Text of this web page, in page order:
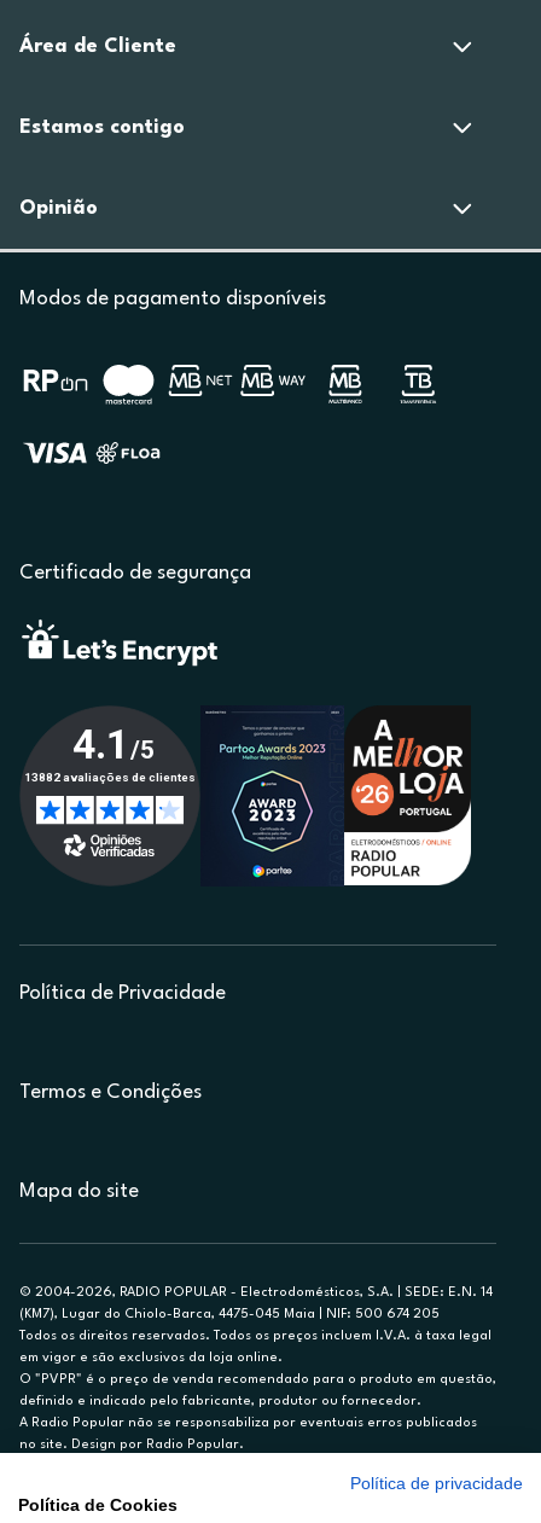
Área de Cliente
Estamos contigo
Opinião
Modos de pagamento disponíveis
Certificado de segurança
Política de Privacidade
Termos e Condições
Mapa do site
© 2004-2026, RADIO POPULAR - Electrodomésticos, S.A. | SEDE: E.N. 14
(KM7), Lugar do Chiolo-Barca, 4475-045 Maia | NIF: 500 674 205
Todos os direitos reservados. Todos os preços incluem I.V.A. à taxa legal
em vigor e são exclusivos da loja online.
O "PVPR" é o preço de venda recomendado para o produto em questão,
definido e indicado pelo fabricante, produtor ou fornecedor.
A Radio Popular não se responsabiliza por eventuais erros publicados
no site. Design por Radio Popular.
Ex. para limite de crédito de €1.500, reembolsado em 12 meses, TAN
Política de privacidade
Política de Cookies